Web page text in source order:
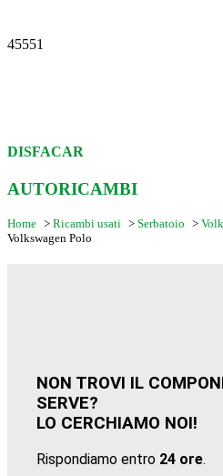
45551
DISFACAR
AUTORICAMBI
Home > Ricambi usati > Serbatoio >
Volkswagen Polo
NON TROVI IL
SERVE?
LO CERCHIAMO NOI!
Rispondiamo entro 24 ore.